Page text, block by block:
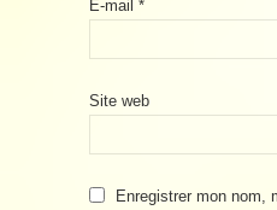
E-mail *
Site web
Enregistrer mon nom,